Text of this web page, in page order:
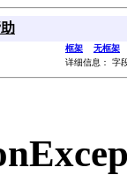
框架
无框架
详细信息： 字